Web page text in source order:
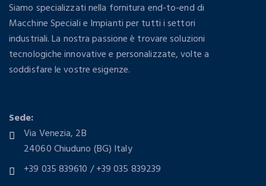
Siamo specializzati nella fornitura end-to-end di
Macchine Speciali e Impianti per tutti i settori
industriali. La nostra passione è trovare soluzioni
tecnologiche innovative e personalizzate, volte a
soddisfare le vostre esigenze.
Sede:
Via Venezia, 2B
24060 Chiuduno (BG) Italy
+39 035 839610 / +39 035 839239